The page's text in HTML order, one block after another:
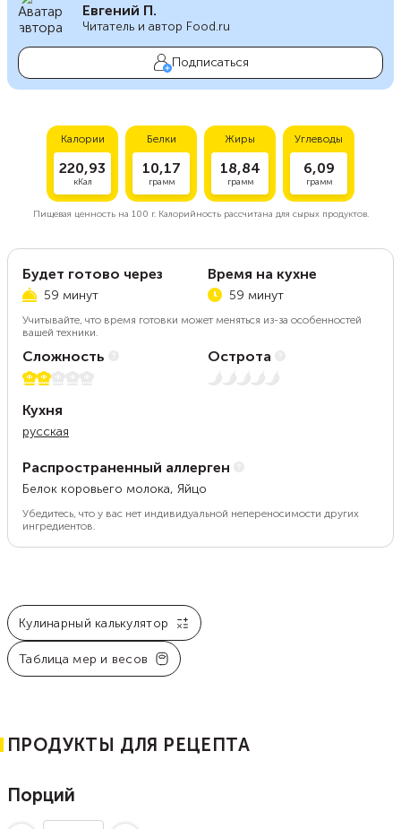
Евгений П.
Читатель и автор Food.ru
Подписаться
Калории
220,93
кКал
Белки
10,17
грамм
Жиры
18,84
грамм
Углеводы
6,09
грамм
Пищевая ценность на 100 г.Калорийность рассчитана для сырых продуктов.
Будет готово через
59 минут
Время на кухне
59 минут
Учитывайте, что время готовки может меняться из-за особенностей
вашей техники.
Сложность
2 из 5
Острота
Нет остроты
Кухня
русская
Распространенный аллерген
Белок коровьего молока, Яйцо
Убедитесь, что у вас нет индивидуальной непереносимости других
ингредиентов.
Кулинарный калькулятор
Таблица мер и весов
ПРОДУКТЫ ДЛЯ РЕЦЕПТА
Порций